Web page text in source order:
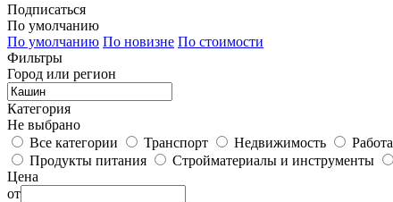
Подписаться
По умолчанию
По умолчанию По новизне По стоимости
Фильтры
Город или регион
Категория
Не выбрано
Все категории
Транспорт Недвижимость Работа
Продукты питания
Стройматериалы и инструменты
Цена
от